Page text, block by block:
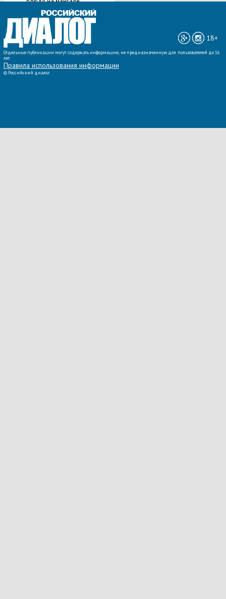
ВСЕ НОВОСТИ »
18+
Отдельные публикации могут содержать информацию, не предназначенную для пользователей до 16
лет.
Правила использования информации
© Российский диалог